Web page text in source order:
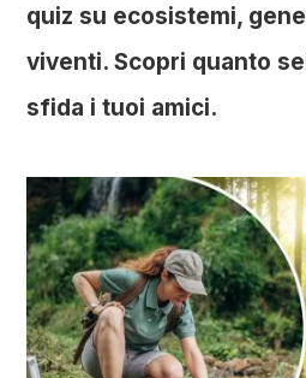
quiz su ecosistemi,
viventi. Scopri quanto
sfida i tuoi amici.